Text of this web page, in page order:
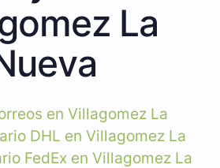
La
en Villagomez La
DHL en Villagomez La
FedEx en Villagomez La